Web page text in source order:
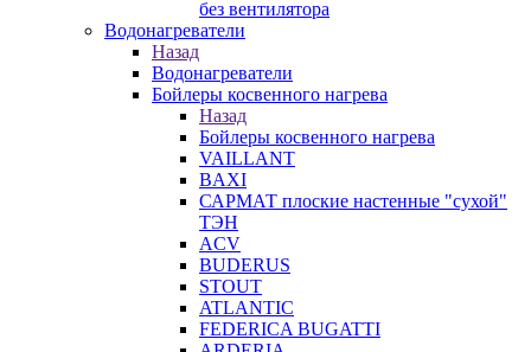
без вентилятора
Водонагреватели
Назад
Водонагреватели
Бойлеры косвенного нагрева
Назад
Бойлеры косвенного нагрева
VAILLANT
BAXI
САРМАТ плоские настенные "сухой"
ТЭН
ACV
BUDERUS
STOUT
ATLANTIC
FEDERICA BUGATTI